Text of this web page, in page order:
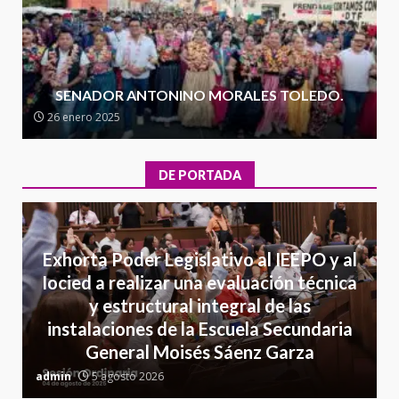
30 julio 2026
5
Secretaría de Gobierno refuerza
presencia institucional en San
Juan Mazatlán
20 julio 2026
6
de Juárez caso de maltrato
animal tras denuncia ciudadana
16 julio 2026
Detienen a Ernesto Ruffo en Baja
California; FGR lo investiga por
presuntos delitos de
delincuencia organizada y
contrabando
16 julio 2026
SENADOR ANTONINO MORALES TOLEDO.
26 enero 2025
DE PORTADA
Exhorta Poder Legislativo al IEEPO y al
Iocied a realizar una evaluación técnica
y estructural integral de las
instalaciones de la Escuela Secundaria
General Moisés Sáenz Garza
admin 5 agosto 2026